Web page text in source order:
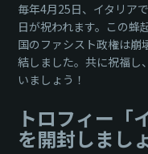
毎年4月25日、イタリア
日が祝われます。この蜂
国のファシスト政権は崩
結しました。共に祝福
いましょう！
トロフィー「
を開封しまし